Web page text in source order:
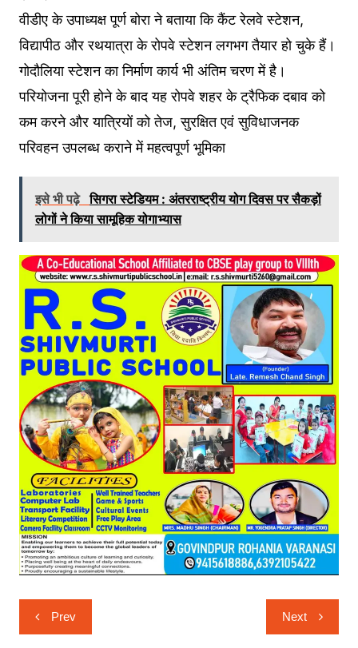
वीडीए के उपाध्यक्ष पूर्ण बोरा ने बताया कि कैंट रेलवे स्टेशन,
विद्यापीठ और रथयात्रा के रोपवे स्टेशन लगभग तैयार हो चुके हैं।
गोदौलिया स्टेशन का निर्माण कार्य भी अंतिम चरण में है।
परियोजना पूरी होने के बाद यह रोपवे शहर के ट्रैफिक दबाव को
कम करने और यात्रियों को तेज, सुरक्षित एवं सुविधाजनक
परिवहन उपलब्ध कराने में महत्वपूर्ण भूमिका
इसे भी पढ़े सिगरा स्टेडियम : अंतरराष्ट्रीय योग दिवस पर सैकड़ों
लोगों ने किया सामूहिक योगाभ्यास
Post
navigation
Prev Next